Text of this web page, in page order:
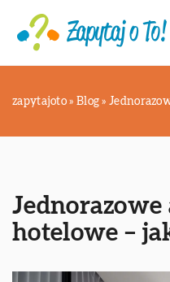
zapytajoto » Blog »
Jednorazowe
hotelowe –